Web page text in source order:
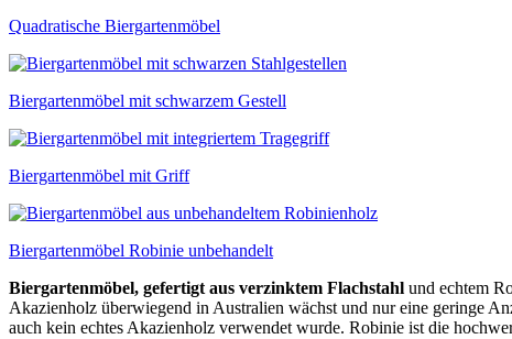
Quadratische Biergartenmöbel
Biergartenmöbel mit schwarzem Gestell
Biergartenmöbel mit Griff
Biergartenmöbel Robinie unbehandelt
Biergartenmöbel, gefertigt aus verzinktem Flachstahl und echtem
Akazienholz überwiegend in Australien wächst und nur eine geringe
auch kein echtes Akazienholz verwendet wurde. Robinie ist die